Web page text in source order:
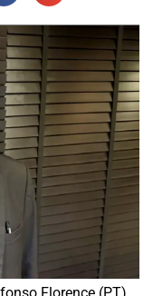
Florence (PT),